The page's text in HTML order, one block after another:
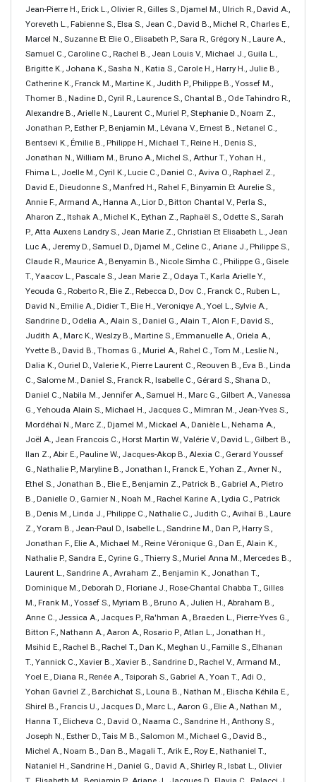
Jean-Pierre H., Erick L., Olivier R., Gilles S., Djamel M., Ulrich R., David A.,
Yoreveth L., Fabienne S., Elsa S., Jean C., David B., Michel R., Charles E.,
Marcel N., Suzanne Et Elie O., Elisabeth P., Sara R., Grégory N., Laure A.,
Samuel C., Caroline C., Rachel B., Jean Louis V., Michael J., Guila L.,
Brigitte K., Johana K., Sasha N., Katia S., Carole H., Harry H., Julie B.,
Catherine K., Franck M., Martine K., Judith P., Philippe B., Yossef M.,
Thomer B., Nadine D., Cyril R., Laurence S., Chantal B., Ode Tahindro R.,
Alexandre B., Arielle N., Laurent C., Muriel P., Stephanie D., Noam Z.,
Jonathan P., Esther P., Benjamin M., Lévana V., Ernest B., Netanel C.,
Bentsevi K., Émilie B., Philippe H., Michael T., Reine H., Denis S.,
Jonathan N., William M., Bruno A., Michel S., Arthur T., Yohan H.,
Fhima L., Joelle M., Cyril K., Lucie C., Daniel C., Aviva O., Raphael Z.,
David E., Dieudonne S., Manfred H., Rahel F., Binyamin Et Aurelie S.,
Annie F., Armand A., Hanna A., Lior D., Bitton Chantal V., Perla S.,
Aharon Z., Itshak A., Michel K., Eythan Z., Raphaël S., Odette S., Sarah
P., Atta Auxens Landry S., Jean Marie Z., Christian Et Elisabeth L., Jean
Luc A., Jeremy D., Samuel D., Djamel M., Celine C., Ariane J., Philippe S.,
Claude R., Maurice A., Benyamin B., Nicole Simha C., Philippe G., Gisele
T., Yaacov L., Pascale S., Jean Marie Z., Odaya T., Karla Arielle Y.,
Yeouda G., Roberto R., Elie Z., Rebecca D., Dov C., Franck C., Ruben L.,
David N., Emilie A., Didier T., Elie H., Veroniqye A., Yoel L., Sylvie A.,
Sandrine D., Odelia A., Alain S., Daniel G., Alain T., Alon F., David S.,
Judith A., Marc K., Weslzy B., Martine S., Emmanuelle A., Oriela A.,
Yvette B., David B., Thomas G., Muriel A., Rahel C., Tom M., Leslie N.,
Dalia K., Ouriel D., Valerie K., Pierre Laurent C., Reouven B., Eva B., Linda
C., Salome M., Daniel S., Franck R., Isabelle C., Gérard S., Shana D.,
Daniel C., Nabila M., Jennifer A., Samuel H., Marc G., Gilbert A., Vanessa
G., Yehouda Alain S., Michael H., Jacques C., Mimran M., Jean-Yves S.,
Mordéhaï N., Marc Z., Djamel M., Mickael A., Danièle L., Nehama A.,
Joël A., Jean Francois C., Horst Martin W., Valérie V., David L., Gilbert B.,
Ilan Z., Abir E., Pauline W., Jacques-Akop B., Alexia C., Gerard Youssef
G., Nathalie P., Maryline B., Jonathan I., Franck E., Yohan Z., Avner N.,
Ethel S., Jonathan B., Elie E., Benjamin Z., Patrick B., Gabriel A., Pietro
B., Danielle O., Garnier N., Noah M., Rachel Karine A., Lydia C., Patrick
B., Denis M., Linda J., Philippe C., Nathalie C., Judith C., Avihaï B., Laure
Z., Yoram B., Jean-Paul D., Isabelle L., Sandrine M., Dan P., Harry S.,
Jonathan F., Elie A., Michael M., Reine Véronique G., Dan E., Alain K.,
Nathalie P., Sandra E., Cyrine G., Thierry S., Muriel Anna M., Mercedes B.,
Laurent L., Sandrine A., Avraham Z., Benjamin K., Jonathan T.,
Dominique M., Deborah D., Floriane J., Rose-Chantal Chabba T., Gilles
M., Frank M., Yossef S., Myriam B., Bruno A., Julien H., Abraham B.,
Anne C., Jessica A., Jacques P., Ra'hman A., Braeden L., Pierre-Yves G.,
Bitton F., Nathann A., Aaron A., Rosario P., Atlan L., Jonathan H.,
Msihid E., Rachel B., Rachel T., Dan K., Meghan U., Famille S., Elhanan
T., Yannick C., Xavier B., Xavier B., Sandrine D., Rachel V., Armand M.,
Yoel E., Diana R., Renée A., Tsiporah S., Gabriel A., Yoan T., Adi O.,
Yohan Gavriel Z., Barchichat S., Louna B., Nathan M., Elischa Kéhila E.,
Shirel B., Francis U., Jacques D., Marc L., Aaron G., Elie A., Nathan M.,
Hanna T., Elicheva C., David O., Naama C., Sandrine H., Anthony S.,
Joseph N., Esther D., Tais M B., Salomon M., Michael G., David B.,
Michel A., Noam B., Dan B., Magali T., Arik E., Roy E., Nathaniel T.,
Nataniel H., Sandrine H., Daniel G., David A., Shirley R., Isbat L., Olivier